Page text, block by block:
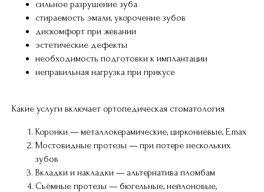
сильное разрушение зуба
стираемость эмали, укорочение зубов
дискомфорт при жевании
эстетические дефекты
необходимость подготовки к имплантации
неправильная нагрузка при прикусе
Какие услуги включает ортопедическая стоматология
Коронки — металлокерамические, циркониевые, E.max
Мостовидные протезы — при потере нескольких
зубов
Вкладки и накладки — альтернатива пломбам
Съёмные протезы — бюгельные, нейлоновые,